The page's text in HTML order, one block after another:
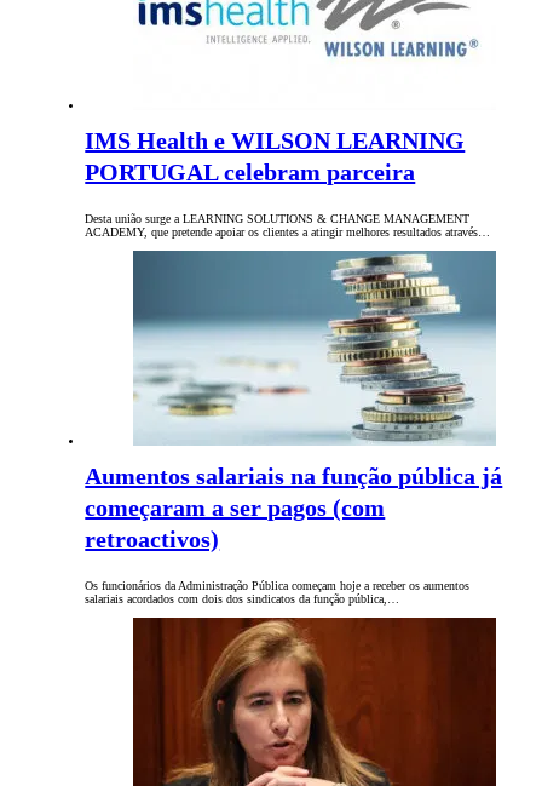
IMS Health e WILSON LEARNING
PORTUGAL celebram parceira
Desta união surge a LEARNING SOLUTIONS & CHANGE MANAGEMENT
ACADEMY, que pretende apoiar os clientes a atingir melhores resultados através…
Aumentos salariais na função pública já
começaram a ser pagos (com
retroactivos)
Os funcionários da Administração Pública começam hoje a receber os aumentos
salariais acordados com dois dos sindicatos da função pública,…